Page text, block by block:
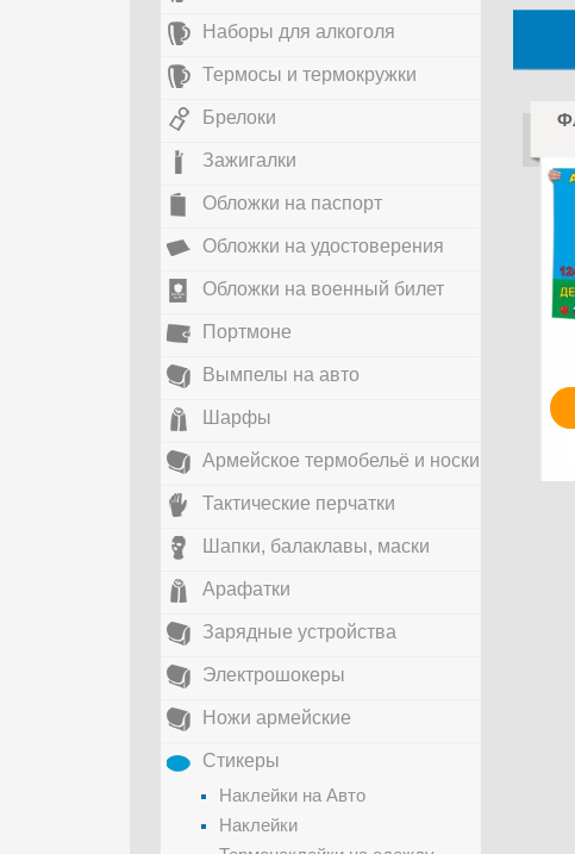
Наборы для алкоголя
Термосы и термокружки
Брелоки
Зажигалки
Обложки на паспорт
Обложки на удостоверения
Обложки на военный билет
Портмоне
Вымпелы на авто
Шарфы
Армейское термобельё и носки
Тактические перчатки
Шапки, балаклавы, маски
Арафатки
Зарядные устройства
Электрошокеры
Ножи армейские
Стикеры
Наклейки на Авто
Наклейки